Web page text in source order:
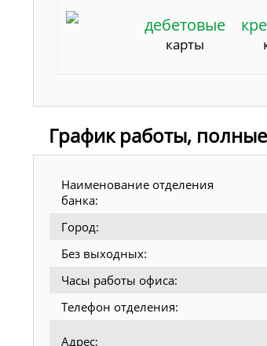
дебетовые
карты
График работы,
Наименование отделения
банка:
Город:
Без выходных:
Часы работы офиса:
Телефон отделения:
Адрес: